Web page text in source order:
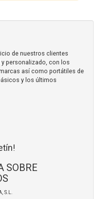
de nuestros clientes
personalizado, con los
así como portátiles de
y los últimos
SOBRE
S.L.